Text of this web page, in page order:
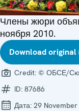
Члены жюри
ноября 2010.
Download original
Credit: © ОБСЕ/
ID: 87686
Дата: 29 November